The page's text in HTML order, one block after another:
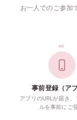
お一人でのご参加
01
事前登録（アプ
アプリのURLが届き
ルを事前にご